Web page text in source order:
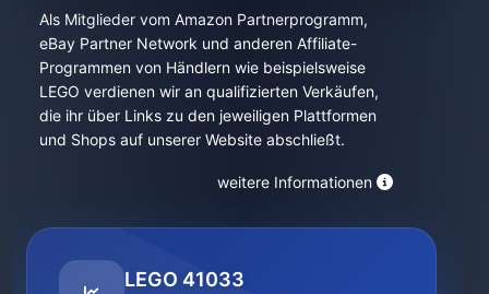
Als Mitglieder vom Amazon Partnerprogramm,
eBay Partner Network und anderen Affiliate-
Programmen von Händlern wie beispielsweise
LEGO verdienen wir an qualifizierten Verkäufen,
die ihr über Links zu den jeweiligen Plattformen
und Shops auf unserer Website abschließt.
weitere Informationen
LEGO 41033